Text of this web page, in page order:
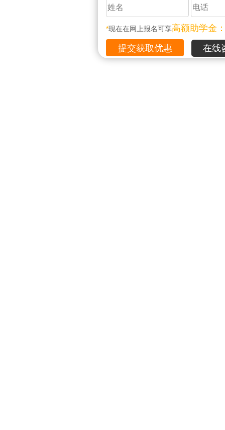
*现在在网上报名可享高额助学金
在线